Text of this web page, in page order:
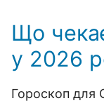
Що
у 2026
Гороскоп для